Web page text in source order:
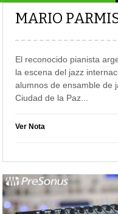
MARIO
El reconocido pianista
la escena del jazz
alumnos de ensamble de
Ciudad de la Paz.
Ver Nota